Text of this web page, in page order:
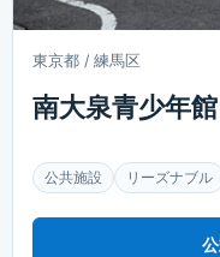
東京都 / 練馬区
南大泉青少年館
公共施設 リーズナブル